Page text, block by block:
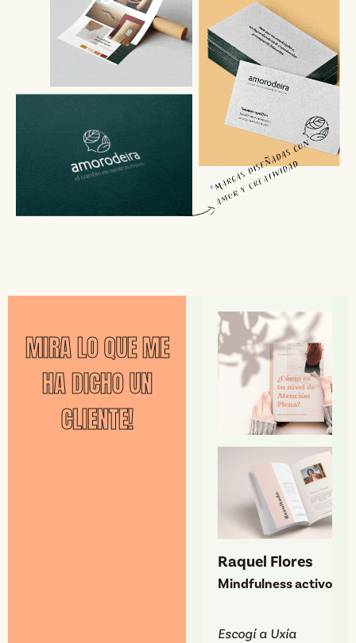
MIRA LO QUE ME
HA DICHO UN
CLIENTE!
Escogí a Uxía
Raquel Flores
Mindfulness activo